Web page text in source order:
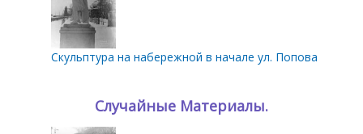
Скульптура на набережной в начале ул. Попова
Случайные Материалы.